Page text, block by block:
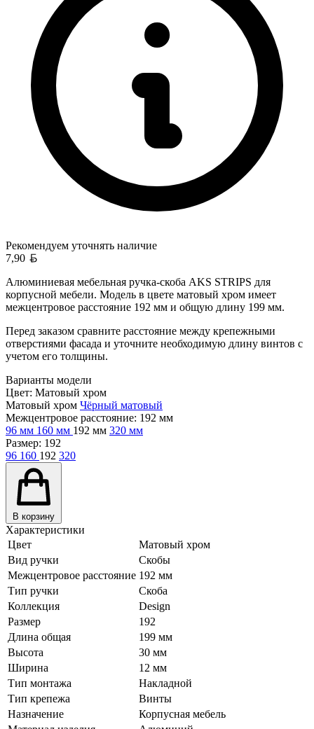
Рекомендуем уточнять наличие
7,90
Алюминиевая мебельная ручка-скоба AKS STRIPS для
корпусной мебели. Модель в цвете матовый хром имеет
межцентровое расстояние 192 мм и общую длину 199 мм.
Перед заказом сравните расстояние между крепежными
отверстиями фасада и уточните необходимую длину винтов с
учетом его толщины.
Варианты модели
Цвет: Матовый хром
Матовый хром Чёрный матовый
Межцентровое расстояние: 192 мм
96 мм 160 мм 192 мм 320 мм
Размер: 192
96 160 192 320
В корзину
Характеристики
Цвет
Матовый хром
Вид ручки
Скобы
Межцентровое расстояние 192 мм
Тип ручки
Скоба
Коллекция
Design
Размер
192
Длина общая
199 мм
Высота
30 мм
Ширина
12 мм
Тип монтажа
Накладной
Тип крепежа
Винты
Назначение
Корпусная мебель